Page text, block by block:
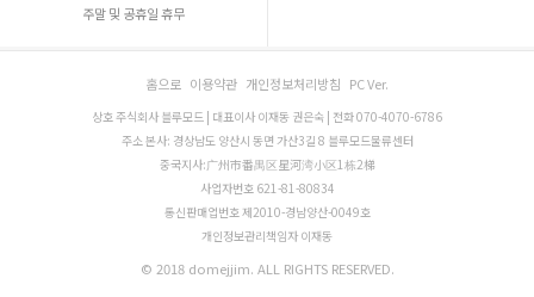
주말 및 공휴일 휴무
홈으로 이용약관 개인정보처리방침 PC Ver.
상호 주식회사 블루모드 | 대표이사 이재동 권은숙 | 전화 070-4070-6786
주소 본사: 경상남도 양산시 동면 가산3길 8 블루모드물류센터
중국지사:广州市番禺区星河湾小区1栋2梯
사업자번호 621-81-80834
통신판매업번호 제2010-경남양산-0049호
개인정보관리책임자 이재동
© 2018 domejjim. ALL RIGHTS RESERVED.